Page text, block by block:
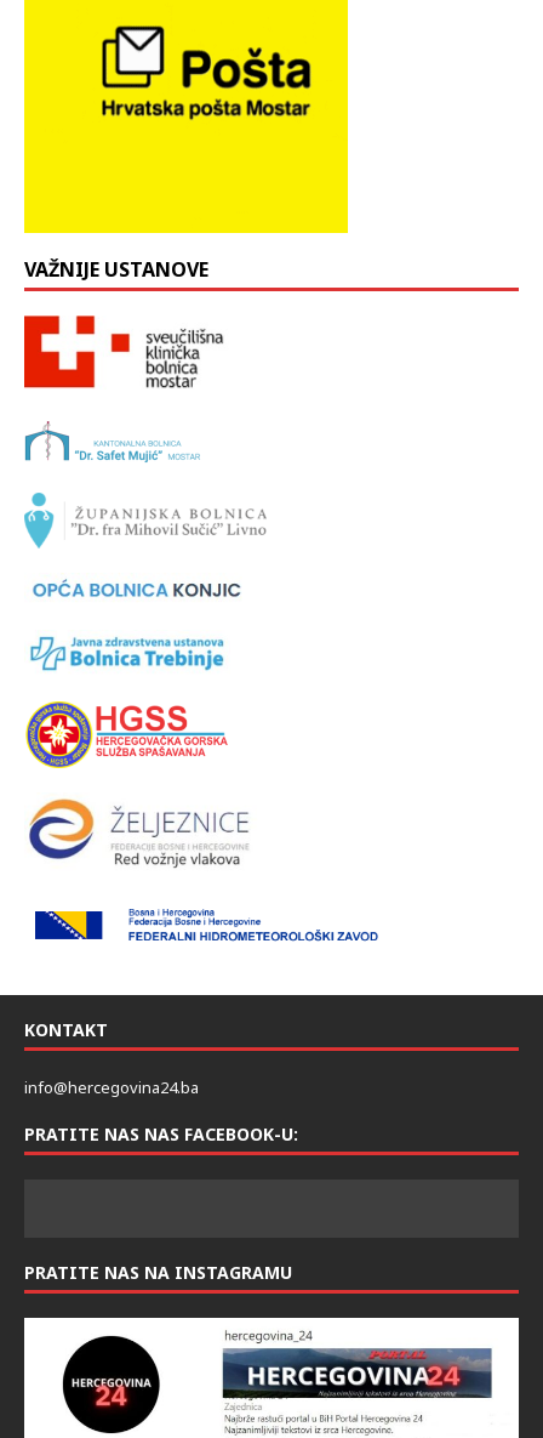
VAŽNIJE USTANOVE
KONTAKT
info@hercegovina24.ba
PRATITE NAS NAS FACEBOOK-U:
PRATITE NAS NA INSTAGRAMU